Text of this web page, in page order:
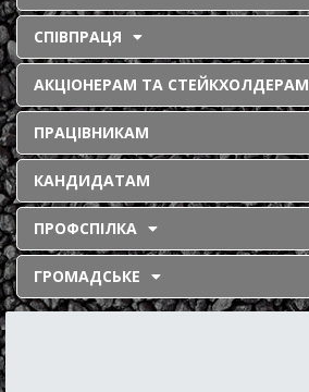
СПІВПРАЦЯ
АКЦІОНЕРАМ ТА СТЕЙКХОЛДЕРАМ
ПРАЦІВНИКАМ
КАНДИДАТАМ
ПРОФСПІЛКА
ГРОМАДСЬКЕ